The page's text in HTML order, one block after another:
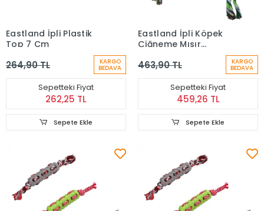
Eastland İpli Plastik
Top 7 Cm
264,90 TL KARGO
BEDAVA
Sepetteki Fiyat
262,25 TL
Sepete Ekle
Eastland İpli Köpek
Çiğneme Mısır
463,90 TL KARGO
BEDAVA
Sepetteki Fiyat
459,26 TL
Sepete Ekle